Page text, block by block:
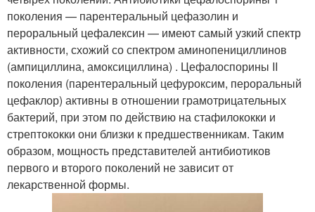
поколения — парентеральный цефазолин и
пероральный цефалексин — имеют самый узкий спектр
активности, схожий со спектром аминопенициллинов
(ампициллина, амоксициллина) . Цефалоспорины II
поколения (парентеральный цефуроксим, пероральный
цефаклор) активны в отношении грамотрицательных
бактерий, при этом по действию на стафилококки и
стрептококки они близки к предшественникам. Таким
образом, мощность представителей антибиотиков
первого и второго поколений не зависит от
лекарственной формы.